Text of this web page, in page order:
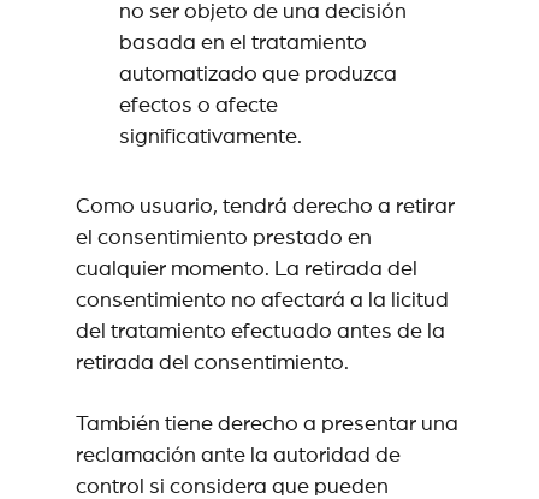
no ser objeto de una decisión
basada en el tratamiento
automatizado que produzca
efectos o afecte
significativamente.
Como usuario, tendrá derecho a retirar
el consentimiento prestado en
cualquier momento. La retirada del
consentimiento no afectará a la licitud
del tratamiento efectuado antes de la
retirada del consentimiento.
También tiene derecho a presentar una
reclamación ante la autoridad de
control si considera que pueden